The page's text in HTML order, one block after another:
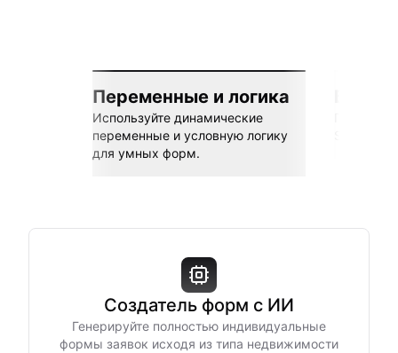
Переменные и логика
Используйте динамические
переменные и условную логику
для умных форм.
Создатель форм с ИИ
Генерируйте полностью индивидуальные
формы заявок исходя из типа недвижимости